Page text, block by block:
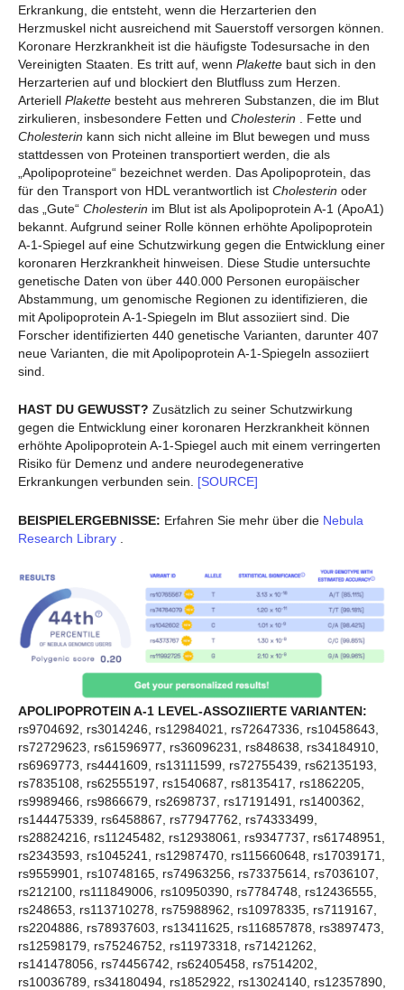
Erkrankung, die entsteht, wenn die Herzarterien den
Herzmuskel nicht ausreichend mit Sauerstoff versorgen können.
Koronare Herzkrankheit ist die häufigste Todesursache in den
Vereinigten Staaten. Es tritt auf, wenn Plakette baut sich in den
Herzarterien auf und blockiert den Blutfluss zum Herzen.
Arteriell Plakette besteht aus mehreren Substanzen, die im Blut
zirkulieren, insbesondere Fetten und Cholesterin . Fette und
Cholesterin kann sich nicht alleine im Blut bewegen und muss
stattdessen von Proteinen transportiert werden, die als
„Apolipoproteine“ bezeichnet werden. Das Apolipoprotein, das
für den Transport von HDL verantwortlich ist Cholesterin oder
das „Gute“ Cholesterin im Blut ist als Apolipoprotein A-1 (ApoA1)
bekannt. Aufgrund seiner Rolle können erhöhte Apolipoprotein
A-1-Spiegel auf eine Schutzwirkung gegen die Entwicklung einer
koronaren Herzkrankheit hinweisen. Diese Studie untersuchte
genetische Daten von über 440.000 Personen europäischer
Abstammung, um genomische Regionen zu identifizieren, die
mit Apolipoprotein A-1-Spiegeln im Blut assoziiert sind. Die
Forscher identifizierten 440 genetische Varianten, darunter 407
neue Varianten, die mit Apolipoprotein A-1-Spiegeln assoziiert
sind.
HAST DU GEWUSST? Zusätzlich zu seiner Schutzwirkung
gegen die Entwicklung einer koronaren Herzkrankheit können
erhöhte Apolipoprotein A-1-Spiegel auch mit einem verringerten
Risiko für Demenz und andere neurodegenerative
Erkrankungen verbunden sein. [SOURCE]
BEISPIELERGEBNISSE: Erfahren Sie mehr über die Nebula
Research Library
APOLIPOPROTEIN A-1 LEVEL-ASSOZIIERTE VARIANTEN:
rs9704692, rs3014246, rs12984021, rs72647336, rs10458643,
rs72729623, rs61596977, rs36096231, rs848638, rs34184910,
rs6969773, rs4441609, rs13111599, rs72755439, rs62135193,
rs7835108, rs62555197, rs1540687, rs8135417, rs1862205,
rs9989466, rs9866679, rs2698737, rs17191491, rs1400362,
rs144475339, rs6458867, rs77947762, rs74333499,
rs28824216, rs11245482, rs12938061, rs9347737, rs61748951,
rs2343593, rs1045241, rs12987470, rs115660648, rs17039171,
rs9559901, rs10748165, rs74963256, rs73375614, rs7036107,
rs212100, rs111849006, rs10950390, rs7784748, rs12436555,
rs248653, rs113710278, rs75988962, rs10978335, rs7119167,
rs2204886, rs78937603, rs13411625, rs116857878, rs3897473,
rs12598179, rs75246752, rs11973318, rs71421262,
rs141478056, rs74456742, rs62405458, rs7514202,
rs10036789, rs34180494, rs1852922, rs13024140, rs12357890,